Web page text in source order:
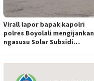
Virall lapor bapak kapolri
polres Boyolali mengijankan
ngasusu Solar Subsidi
polres Boyolali tutup mata